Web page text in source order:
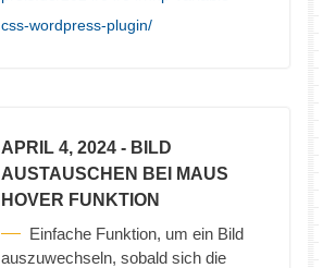
css-wordpress-plugin/
APRIL 4, 2024 - BILD
AUSTAUSCHEN BEI MAUS
HOVER FUNKTION
Einfache Funktion, um ein Bild
auszuwechseln, sobald sich die